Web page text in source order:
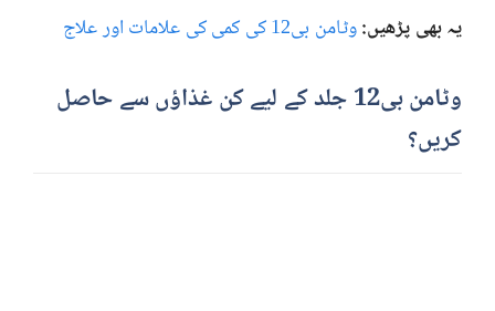
یہ بھی پڑھیں:وٹامن بی12 کی کمی کی علامات اور علاج
وٹامن بی12 جلد کے لیے کن غذاؤں سے حاصل
کریں؟